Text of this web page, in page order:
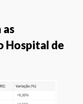
as
Hospital de